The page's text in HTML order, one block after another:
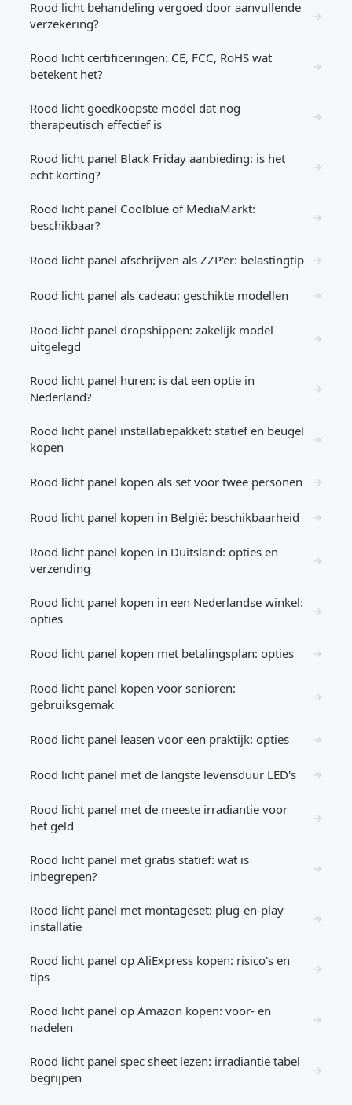
Rood licht behandeling vergoed door aanvullende
verzekering?
→
Rood licht certificeringen: CE, FCC, RoHS wat
betekent het?
→
Rood licht goedkoopste model dat nog
therapeutisch effectief is
→
Rood licht panel Black Friday aanbieding: is het
echt korting?
→
Rood licht panel Coolblue of MediaMarkt:
beschikbaar?
→
Rood licht panel afschrijven als ZZP'er: belastingtip →
Rood licht panel als cadeau: geschikte modellen →
Rood licht panel dropshippen: zakelijk model
uitgelegd
→
Rood licht panel huren: is dat een optie in
Nederland?
→
Rood licht panel installatiepakket: statief en beugel
kopen
→
Rood licht panel kopen als set voor twee personen →
Rood licht panel kopen in België: beschikbaarheid →
Rood licht panel kopen in Duitsland: opties en
verzending
→
Rood licht panel kopen in een Nederlandse winkel:
opties
→
Rood licht panel kopen met betalingsplan: opties →
Rood licht panel kopen voor senioren:
gebruiksgemak
→
Rood licht panel leasen voor een praktijk: opties →
Rood licht panel met de langste levensduur LED's →
Rood licht panel met de meeste irradiantie voor
het geld
→
Rood licht panel met gratis statief: wat is
inbegrepen?
→
Rood licht panel met montageset: plug-en-play
installatie
→
Rood licht panel op AliExpress kopen: risico's en
tips
→
Rood licht panel op Amazon kopen: voor- en
nadelen
→
Rood licht panel spec sheet lezen: irradiantie tabel
begrijpen
→